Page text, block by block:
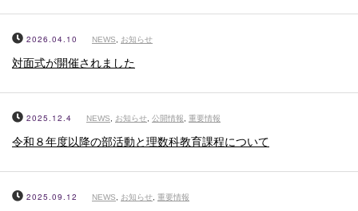
2026.04.10 NEWS お知らせ
対面式が開催されました
2025.12.4 NEWS お知らせ 公開情報 重要情報
令和８年度以降の部活動と理数科教育課程について
2025.09.12 NEWS お知らせ 重要情報